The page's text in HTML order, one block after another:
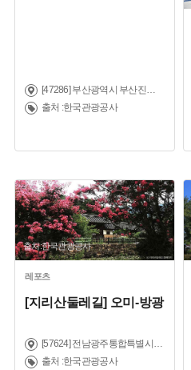
[47286] 부산광역시 부산진구 서면로 56
출처 :한국관광공사
출처:한국관광공사
레포츠
[지리산둘레길] 오미-방광
[57624] 전남광주통합특별시 구례군 토지면 운조루길 49-1
출처 :한국관광공사